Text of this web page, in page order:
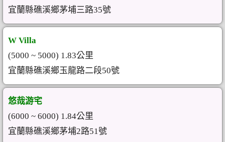
宜蘭縣礁溪鄉茅埔三路35號
W Villa
(5000 ~ 5000) 1.83公里
宜蘭縣礁溪鄉玉龍路二段50號
悠哉游宅
(6000 ~ 6000) 1.84公里
宜蘭縣礁溪鄉茅埔2路51號